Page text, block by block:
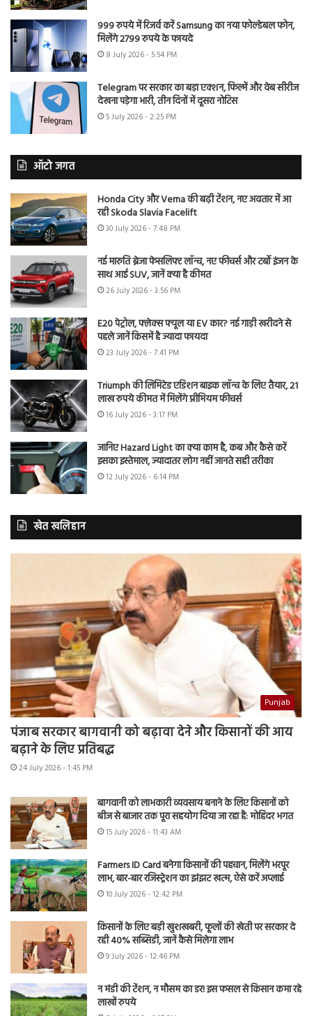
999 रुपये में रिजर्व करें Samsung का नया फोल्डेबल फोन,
मिलेंगे 2799 रुपये के फायदे
8 July 2026 - 5:54 PM
Telegram पर सरकार का बड़ा एक्शन, फिल्में और वेब सीरीज
देखना पड़ेगा भारी, तीन दिनों में दूसरा नोटिस
5 July 2026 - 2:25 PM
ऑटो जगत
Honda City और Verna की बढ़ी टेंशन, नए अवतार में आ
रही Skoda Slavia Facelift
30 July 2026 - 7:48 PM
नई मारुति ब्रेजा फेसलिफ्ट लॉन्च, नए फीचर्स और टर्बो इंजन के
साथ आई SUV, जानें क्या है कीमत
26 July 2026 - 3:56 PM
E20 पेट्रोल, फ्लेक्स फ्यूल या EV कार? नई गाड़ी खरीदने से
पहले जानें किसमें है ज्यादा फायदा
23 July 2026 - 7:41 PM
Triumph की लिमिटेड एडिशन बाइक लॉन्च के लिए तैयार, 21
लाख रुपये कीमत में मिलेंगे प्रीमियम फीचर्स
16 July 2026 - 3:17 PM
जानिए Hazard Light का क्या काम है, कब और कैसे करें
इसका इस्तेमाल, ज्यादातर लोग नहीं जानते सही तरीका
12 July 2026 - 6:14 PM
खेत खलिहान
Punjab
पंजाब सरकार बागवानी को बढ़ावा देने और किसानों की आय
बढ़ाने के लिए प्रतिबद्ध
24 July 2026 - 1:45 PM
बागवानी को लाभकारी व्यवसाय बनाने के लिए किसानों को
बीज से बाजार तक पूरा सहयोग दिया जा रहा है: मोहिंदर भगत
15 July 2026 - 11:43 AM
Farmers ID Card बनेगा किसानों की पहचान, मिलेंगे भरपूर
लाभ, बार-बार रजिस्ट्रेशन का झंझट खत्म, ऐसे करें अप्लाई
10 July 2026 - 12:42 PM
किसानों के लिए बड़ी खुशखबरी, फूलों की खेती पर सरकार दे
रही 40% सब्सिडी, जानें कैसे मिलेगा लाभ
9 July 2026 - 12:46 PM
न मंडी की टेंशन, न मौसम का डर! इस फसल से किसान कमा रहे
लाखों रुपये